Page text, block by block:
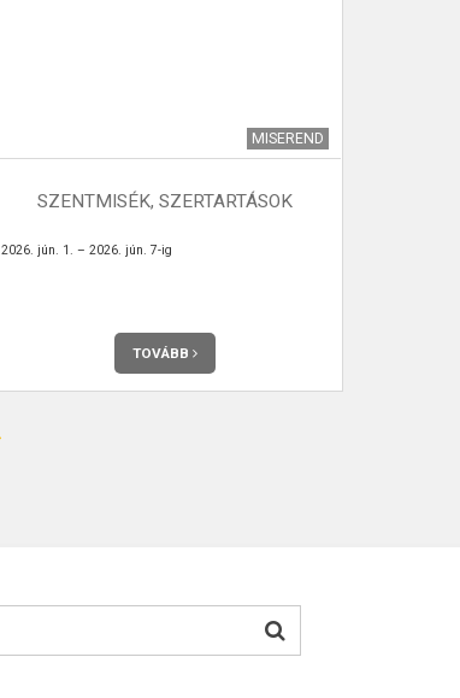
MISEREND
SZENTMISÉK, SZERTARTÁSOK
2026. jún. 1. – 2026. jún. 7-ig
TOVÁBB